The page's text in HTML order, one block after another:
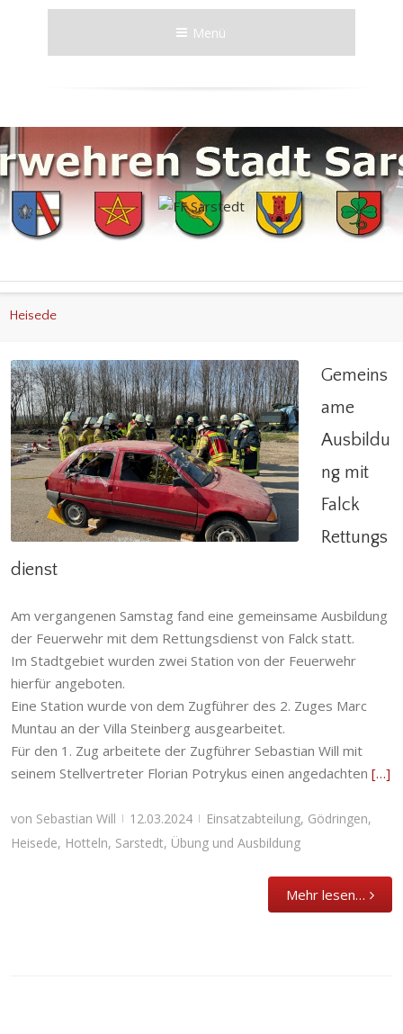
Menü
Heisede
Gemeinsame Ausbildung mit Falck
Rettungsdienst
Einsatzabteilung,Gödringen Heisede ,Hotteln,
Sarstedt,Übung und Ausbildung
Gemeins
ame
Ausbildu
ng mit
Falck
Rettungs
dienst
Am vergangenen Samstag fand eine gemeinsame Ausbildung
der Feuerwehr mit dem Rettungsdienst von Falck statt.
Im Stadtgebiet wurden zwei Station von der Feuerwehr
hierfür angeboten.
Eine Station wurde von dem Zugführer des 2. Zuges Marc
Muntau an der Villa Steinberg ausgearbeitet.
Für den 1. Zug arbeitete der Zugführer Sebastian Will mit
seinem Stellvertreter Florian Potrykus einen angedachten […]
von Sebastian Will | 12.03.2024 | Einsatzabteilung, Gödringen,
Heisede, Hotteln, Sarstedt, Übung und Ausbildung
Mehr lesen…